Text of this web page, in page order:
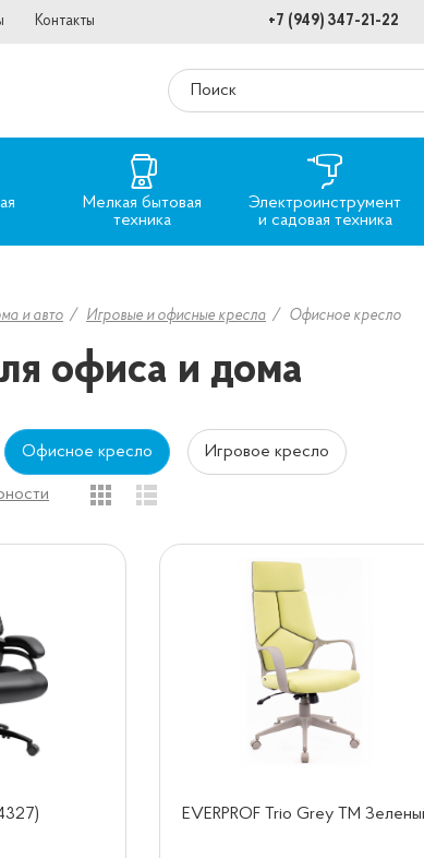
Контакты +7 (949) 347-21-22
Мелкая бытовая
техника
Электроинструмент
и садовая техника
и авто Игровые и офисные кресла Офисное кресло
офиса и дома
Офисное кресло Игровое кресло
EVERPROF Trio Grey TM